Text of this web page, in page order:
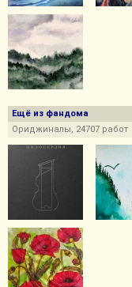
Ещё из фандома
Ориджиналы, 24707 работ